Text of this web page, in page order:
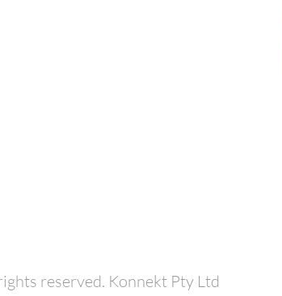
reserved. Konnekt Pty Ltd